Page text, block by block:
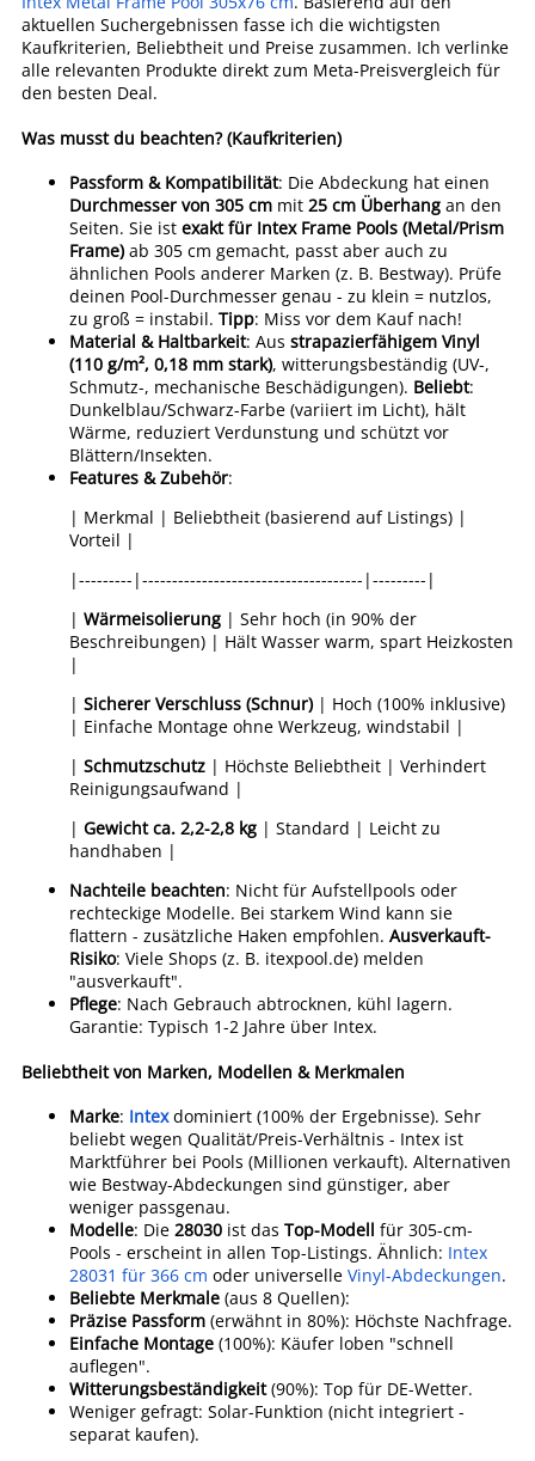
aktuellen Suchergebnissen fasse ich die wichtigsten
Kaufkriterien, Beliebtheit und Preise zusammen. Ich verlinke
alle relevanten Produkte direkt zum Meta-Preisvergleich für
den besten Deal.
Was musst du beachten? (Kaufkriterien)
Passform & Kompatibilität: Die Abdeckung hat einen
Durchmesser von 305 cm mit 25 cm Überhang an den
Seiten. Sie ist exakt für Intex Frame Pools (Metal/Prism
Frame) ab 305 cm gemacht, passt aber auch zu
ähnlichen Pools anderer Marken (z. B. Bestway). Prüfe
deinen Pool-Durchmesser genau - zu klein = nutzlos,
zu groß = instabil. Tipp: Miss vor dem Kauf nach!
Material & Haltbarkeit: Aus strapazierfähigem Vinyl
(110 g/m², 0,18 mm stark), witterungsbeständig (UV-,
Schmutz-, mechanische Beschädigungen). Beliebt:
Dunkelblau/Schwarz-Farbe (variiert im Licht), hält
Wärme, reduziert Verdunstung und schützt vor
Blättern/Insekten.
Features & Zubehör:
| Merkmal | Beliebtheit (basierend auf Listings) |
Vorteil |
|---------|-------------------------------------|---------|
| Wärmeisolierung | Sehr hoch (in 90% der
Beschreibungen) | Hält Wasser warm, spart Heizkosten
|
| Sicherer Verschluss (Schnur) | Hoch (100% inklusive)
| Einfache Montage ohne Werkzeug, windstabil |
| Schmutzschutz | Höchste Beliebtheit | Verhindert
Reinigungsaufwand |
| Gewicht ca. 2,2-2,8 kg | Standard | Leicht zu
handhaben |
Nachteile beachten: Nicht für Aufstellpools oder
rechteckige Modelle. Bei starkem Wind kann sie
flattern - zusätzliche Haken empfohlen. Ausverkauft-
Risiko: Viele Shops (z. B. itexpool.de) melden
"ausverkauft".
Pflege: Nach Gebrauch abtrocknen, kühl lagern.
Garantie: Typisch 1-2 Jahre über Intex.
Beliebtheit von Marken, Modellen & Merkmalen
Marke: Intexdominiert (100% der Ergebnisse). Sehr
beliebt wegen Qualität/Preis-Verhältnis - Intex ist
Marktführer bei Pools (Millionen verkauft). Alternativen
wie Bestway-Abdeckungen sind günstiger, aber
weniger passgenau.
Modelle: Die 28030 ist das Top-Modell für 305-cm-
Pools - erscheint in allen Top-Listings. Ähnlich: Intex
28031 für 366 cm oder universelle Vinyl-Abdeckungen.
Beliebte Merkmale (aus 8 Quellen):
Präzise Passform (erwähnt in 80%): Höchste Nachfrage.
Einfache Montage (100%): Käufer loben "schnell
auflegen".
Witterungsbeständigkeit(90%): Top für DE-Wetter.
Weniger gefragt: Solar-Funktion (nicht integriert -
separat kaufen).